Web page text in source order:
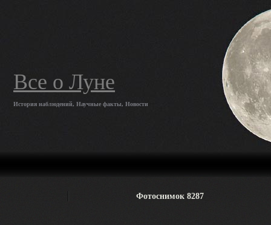
Все о Луне
История наблюдений, Научные факты, Новости
Фотоснимок 8287